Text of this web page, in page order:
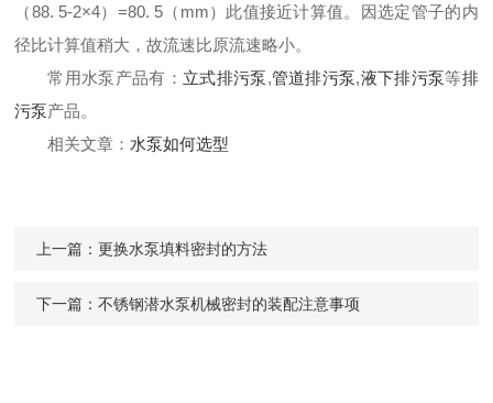
（88. 5-2×4）=80. 5（mm）此值接近计算值。因选定管子的内
径比计算值稍大，故流速比原流速略小。
常用水泵产品有： 立式排污泵,管道排污泵,液下排污泵等排
污泵产品。
相关文章： 水泵如何选型
上一篇：更换水泵填料密封的方法
下一篇：不锈钢潜水泵机械密封的装配注意事项